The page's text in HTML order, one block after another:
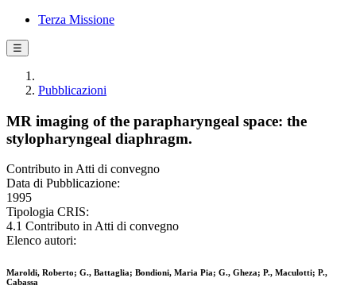
Terza Missione
☰
Pubblicazioni
MR imaging of the parapharyngeal space: the
stylopharyngeal diaphragm.
Contributo in Atti di convegno
Data di Pubblicazione:
1995
Tipologia CRIS:
4.1 Contributo in Atti di convegno
Elenco autori:
Maroldi, Roberto; G., Battaglia; Bondioni, Maria Pia; G., Gheza; P., Maculotti; P.,
Cabassa